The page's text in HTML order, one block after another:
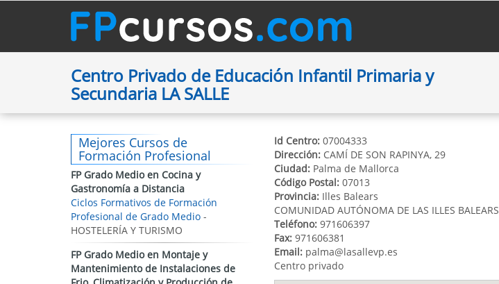
Centro Privado de Educación Infantil Primaria y
Secundaria LA SALLE
Id Centro:07004333
Dirección:CAMÍ DE SON RAPINYA, 29
Ciudad:Palma de Mallorca
Código Postal:07013
Provincia:Illes Balears
COMUNIDAD AUTÓNOMA DE LAS ILLES BALEARS
Teléfono:971606397
Fax:971606381
Email:palma@lasallevp.es
Centro privado
Mejores Cursos de
Formación Profesional
FP Grado Medio en Cocina y
Gastronomía a Distancia
Ciclos Formativos de Formación
Profesional de Grado Medio -
HOSTELERÍA Y TURISMO
FP Grado Medio en Montaje y
Mantenimiento de Instalaciones de